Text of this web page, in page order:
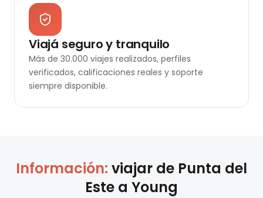
Viajá seguro y tranquilo
Más de 30.000 viajes realizados, perfiles
verificados, calificaciones reales y soporte
siempre disponible.
Información: viajar de Punta del
Este a Young